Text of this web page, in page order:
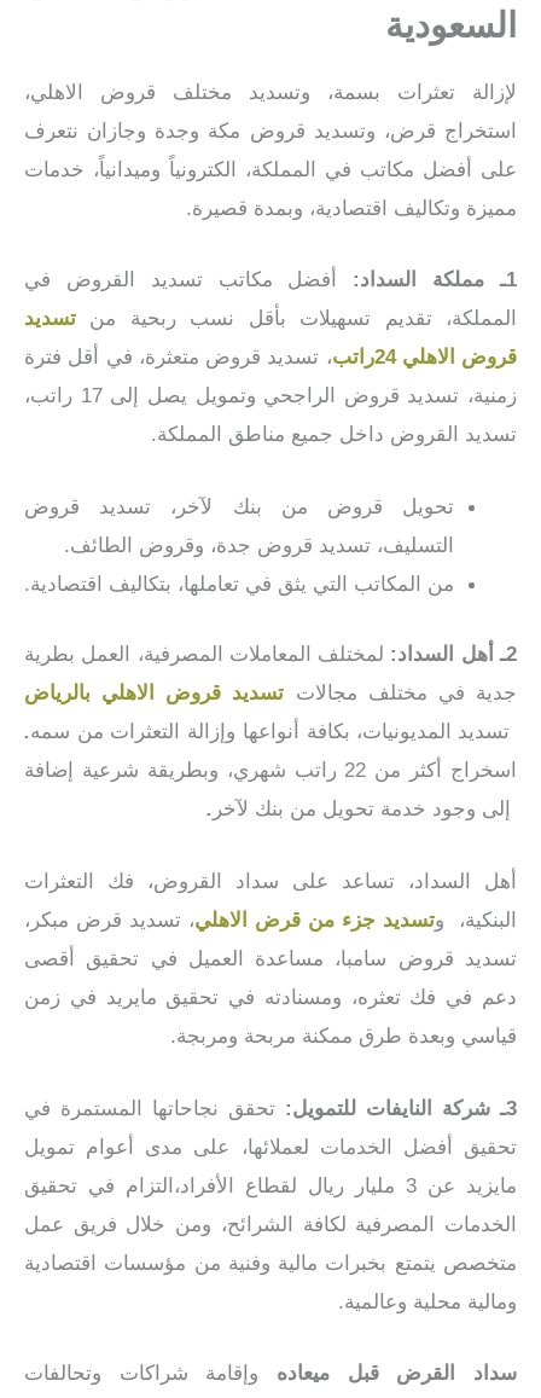
السعودية
لإزالة تعثرات بسمة، وتسديد مختلف قروض الاهلي،
استخراج قرض، وتسديد قروض مكة وجدة وجازان نتعرف
على أفضل مكاتب في المملكة، الكترونياً وميدانياً، خدمات
مميزة وتكاليف اقتصادية، وبمدة قصيرة.
1ـ مملكة السداد:
أفضل مكاتب تسديد القروض في
المملكة، تقديم تسهيلات بأقل نسب ربحية من تسديد
قروض الاهلي 24راتب
، تسديد قروض متعثرة، في أقل فترة
زمنية، تسديد قروض الراجحي وتمويل يصل إلى 17 راتب،
تسديد القروض داخل جميع مناطق المملكة.
تحويل قروض من بنك لآخر، تسديد قروض
التسليف، تسديد قروض جدة، وقروض الطائف.
من المكاتب التي يثق في تعاملها، بتكاليف اقتصادية.
2ـ أهل السداد:
لمختلف المعاملات المصرفية، العمل بطرية
جدية في مختلف مجالات تسديد قروض الاهلي بالرياض
تسديد المديونيات، بكافة أنواعها وإزالة التعثرات من سمه.
اسخراج أكثر من 22 راتب شهري، وبطريقة شرعية إضافة
إلى وجود خدمة تحويل من بنك لآخر .
أهل السداد، تساعد على سداد القروض، فك التعثرات
البنكية، وتسديد جزء من قرض الاهلي، تسديد قرض مبكر،
تسديد قروض سامبا، مساعدة العميل في تحقيق أقصى
دعم في فك تعثره، ومسنادته في تحقيق مايريد في زمن
قياسي وبعدة طرق ممكنة مربحة ومربجة.
3ـ شركة النايفات للتمويل:
تحقق نجاحاتها المستمرة في
تحقيق أفضل الخدمات لعملائها، على مدى أعوام تمويل
مايزيد عن 3 مليار ريال لقطاع الأفراد،التزام في تحقيق
الخدمات المصرفية لكافة الشرائح، ومن خلال فريق عمل
متخصص يتمتع بخبرات مالية وفنية من مؤسسات اقتصادية
ومالية محلية وعالمية.
سداد القرض قبل ميعاده وإقامة شراكات وتحالفات